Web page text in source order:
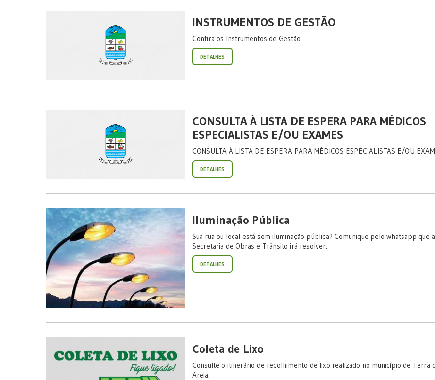
INSTRUMENTOS DE GESTÃO
Confira os Instrumentos de Gestão.
DETALHES
CONSULTA À LISTA DE ESPERA PARA MÉDICOS
ESPECIALISTAS E/OU EXAMES
CONSULTA À LISTA DE ESPERA PARA MÉDICOS ESPECIALISTAS E/OU
DETALHES
Iluminação Pública
Sua rua ou local está sem iluminação pública? Comunique pelo whatsapp que a
Secretaria de Obras e Trânsito irá resolver.
DETALHES
Coleta de Lixo
Consulte o itinerário de recolhimento de lixo realizado no município de Terra
Areia.